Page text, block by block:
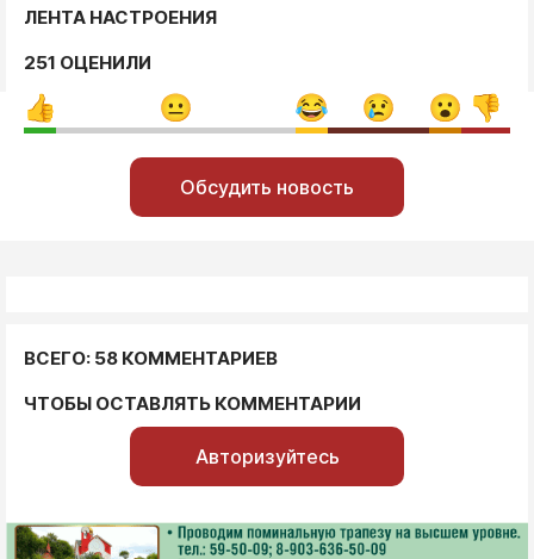
ЛЕНТА НАСТРОЕНИЯ
251 ОЦЕНИЛИ
Обсудить новость
ВСЕГО: 58 КОММЕНТАРИЕВ
ЧТОБЫ ОСТАВЛЯТЬ КОММЕНТАРИИ
Авторизуйтесь